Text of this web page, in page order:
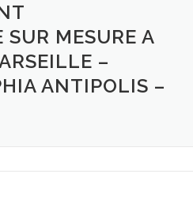
SHOPMESURE A
–
ANTIPOLIS –